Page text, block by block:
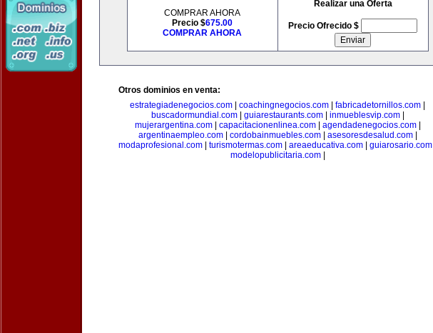
COMPRAR AHORA
Precio $675.00
COMPRAR AHORA
Realizar una Oferta
Precio Ofrecido $
Otros dominios en venta:
estrategiadenegocios.com
coachingnegocios.com fabricadetornillos.com
buscadormundial.com| guiarestaurants.com| inmueblesvip.com|
mujerargentina.com| capacitacionenlinea.com| agendadenegocios.com|
argentinaempleo.com| cordobainmuebles.com| asesoresdesalud.com|
modaprofesional.com
turismotermas.com areaeducativa.com guiarosario.com
modelopublicitaria.com|